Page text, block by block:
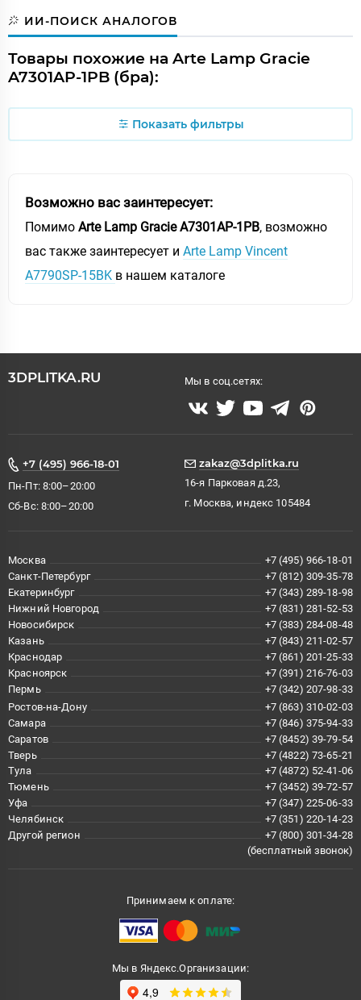
ИИ-ПОИСК АНАЛОГОВ
Товары похожие на Arte Lamp Gracie
A7301AP-1PB (бра):
Показать фильтры
Возможно вас заинтересует:
Помимо Arte Lamp Gracie A7301AP-1PB, возможно
вас также заинтересует и Arte Lamp Vincent
A7790SP-15BK в нашем каталоге
3DPLITKA.RU Мы в соц.сетях:
+7 (495) 966-18-01
Пн-Пт: 8:00–20:00
Сб-Вс: 8:00–20:00
zakaz@3dplitka.ru
16-я Парковая д.23,
г. Москва, индекс 105484
Москва
+7 (495) 966-18-01
Санкт-Петербург
+7 (812) 309-35-78
Екатеринбург
+7 (343) 289-18-98
Нижний Новгород
+7 (831) 281-52-53
Новосибирск
+7 (383) 284-08-48
Казань
+7 (843) 211-02-57
Краснодар
+7 (861) 201-25-33
Красноярск
+7 (391) 216-76-03
Пермь
+7 (342) 207-98-33
Ростов-на-Дону
+7 (863) 310-02-03
Самара
+7 (846) 375-94-33
Саратов
+7 (8452) 39-79-54
Тверь
+7 (4822) 73-65-21
Тула
+7 (4872) 52-41-06
Тюмень
+7 (3452) 39-72-57
Уфа
+7 (347) 225-06-33
Челябинск
+7 (351) 220-14-23
Другой регион
+7 (800) 301-34-28
(бесплатный звонок)
Принимаем к оплате:
Мы в Яндекс.Организации: